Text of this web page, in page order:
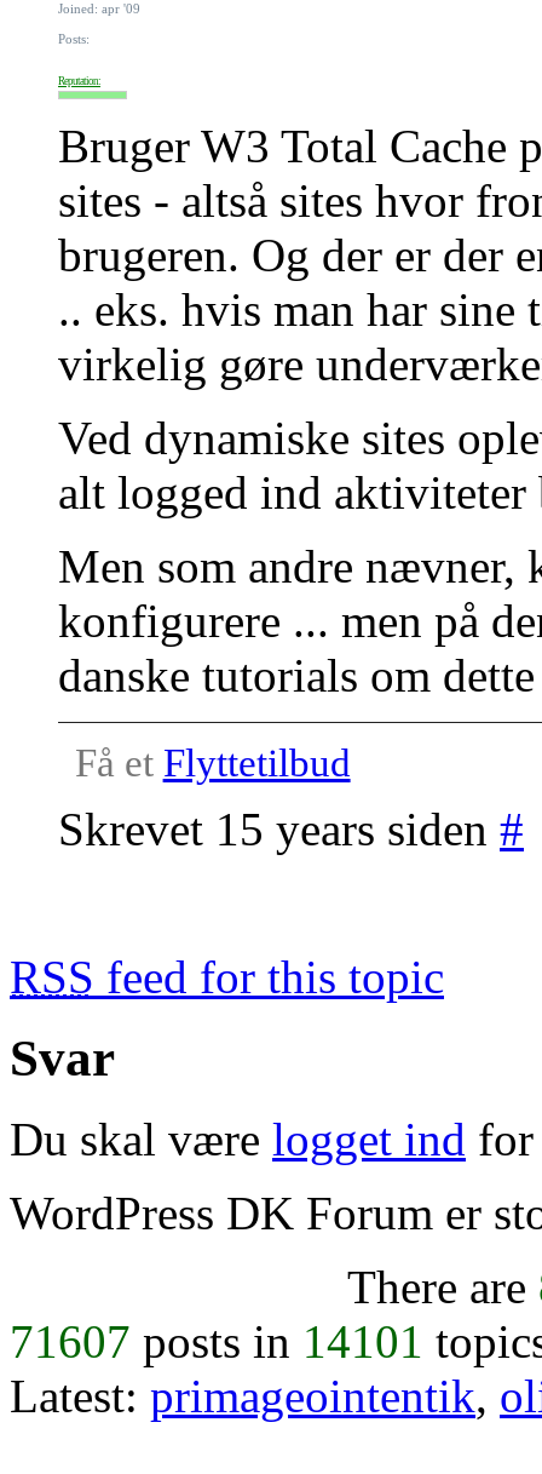
Joined: apr '09
Posts:
Reputation:
Bruger W3 Total Cache
sites - altså sites hvor
brugeren. Og der er der
.. eks. hvis man har sine
virkelig gøre
Ved dynamiske sites
alt logged ind aktiviteter
Men som andre nævner,
konfigurere ... men på
danske tutorials om
Få et Flyttetilbud
Skrevet 15 years siden #
RSS feed for this topic
Svar
Du skal være logget ind for
WordPress DK Forum er
There are
71607 posts in 14101
Latest: primageointentik,